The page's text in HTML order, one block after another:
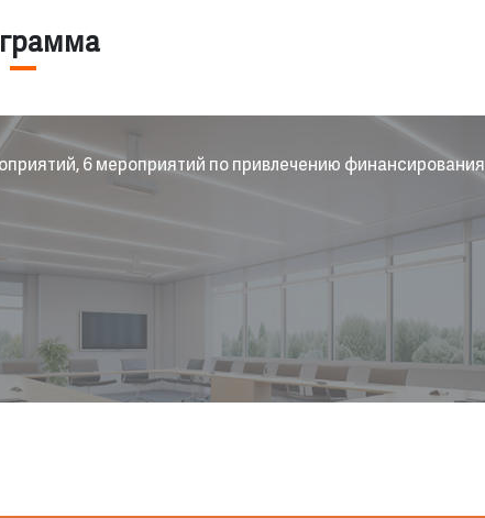
6 мероприятий по привлечению финансирования